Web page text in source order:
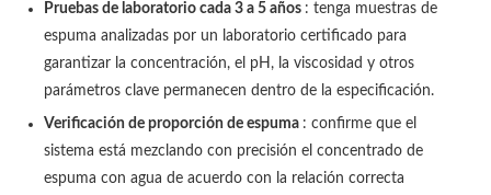
Pruebas de laboratorio cada 3 a 5 años : tenga muestras de
espuma analizadas por un laboratorio certificado para
garantizar la concentración, el pH, la viscosidad y otros
parámetros clave permanecen dentro de la especificación.
Verificación de proporción de espuma : confirme que el
sistema está mezclando con precisión el concentrado de
espuma con agua de acuerdo con la relación correcta